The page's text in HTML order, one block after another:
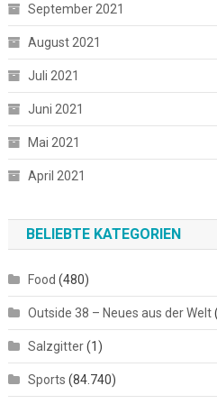
September 2021
August 2021
Juli 2021
Juni 2021
Mai 2021
April 2021
BELIEBTE KATEGORIEN
Food (480)
Outside 38 – Neues aus der Welt
Salzgitter(1)
Sports (84.740)